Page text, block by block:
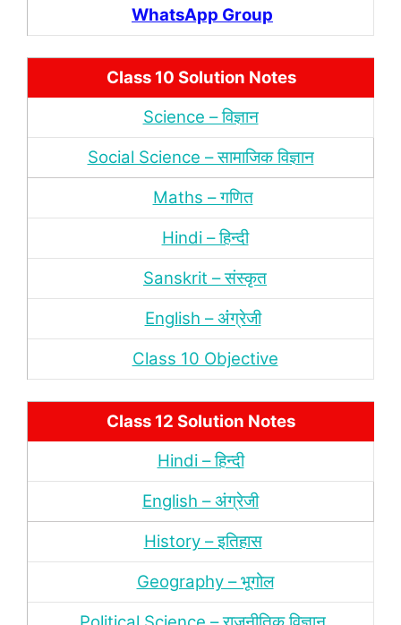
WhatsApp Group
Class 10 Solution Notes
Science – विज्ञान
Social Science – सामाजिक विज्ञान
Maths – गणित
Hindi – हिन्‍दी
Sanskrit – संस्‍कृत
English – अंंग्रेजी
Class 10 Objective
Class 12 Solution Notes
Hindi – हिन्‍दी
English – अंग्रेजी
History – इतिहास
Geography – भूगोल